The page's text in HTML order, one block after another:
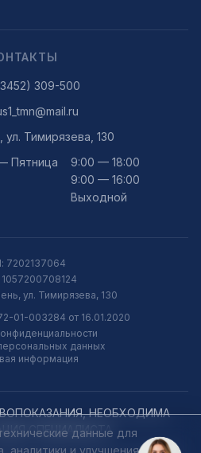
309-500
ул. Тимирязева, 130
Пятница
9:00 — 18:00
9:00 — 16:00
Выходной
7202137064
1057200708124
ул. Тимирязева, 130
01-003284 от 16.01.2020
данных
информация
НЕОБХОДИМА
СПЕЦИАЛИСТА
данные для
аналитики и улучшения